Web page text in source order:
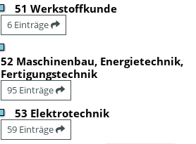
51 Werkstoffkunde
6 Einträge
52 Maschinenbau, Energietechnik,
Fertigungstechnik
95 Einträge
53 Elektrotechnik
59 Einträge